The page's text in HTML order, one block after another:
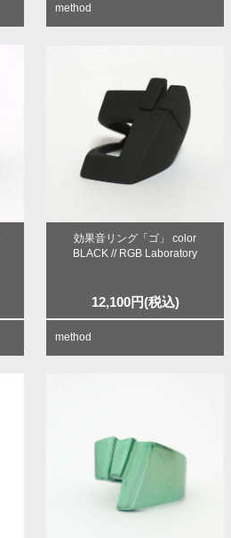
method
効果音リング「ゴ」 color
BLACK // RGB Laboratory
12,100円(税込)
method